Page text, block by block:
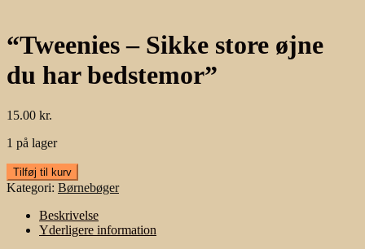
“Tweenies – Sikke store øjne
du har bedstemor”
15.00 kr.
1 på lager
"Tweenies
-
Sikke
store
øjne
Tilføj til kurv
Kategori: Børnebøger
Beskrivelse
Yderligere information